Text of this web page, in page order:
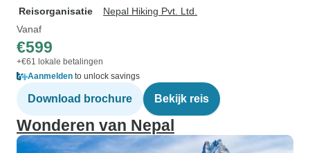
Reisorganisatie
Nepal Hiking Pvt. Ltd.
Vanaf
€599
+€61 lokale betalingen
Aanmelden to unlock savings
Download brochure Bekijk reis
Wonderen van Nepal